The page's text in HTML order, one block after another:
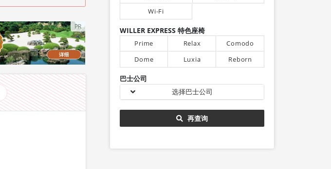
PR
Wi-Fi
WILLER EXPRESS 特色座椅
Prime Relax
Comodo
Dome
Luxia Reborn
巴士公司
选择巴士公司
再查询